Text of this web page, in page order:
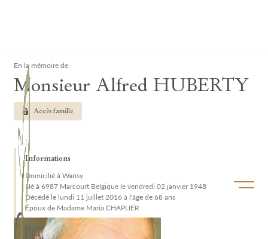
Ouvrir/
En la mémoire de
Monsieur Alfred HUBERTY
Accès famille
Informations
Domicilié à Warisy
Né à 6987 Marcourt Belgique le vendredi 02 janvier 1948
Décédé le lundi 11 juillet 2016 à l'âge de 68 ans
Époux de Madame Maria CHAPLIER